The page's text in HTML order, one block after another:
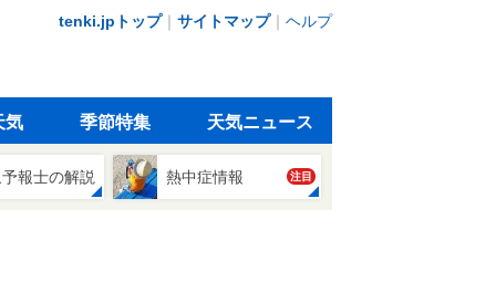
tenki.jpトップ｜ サイトマップ｜ ヘルプ
気 季節特集 天気ニュース
報士の解説 熱中症情報 注目